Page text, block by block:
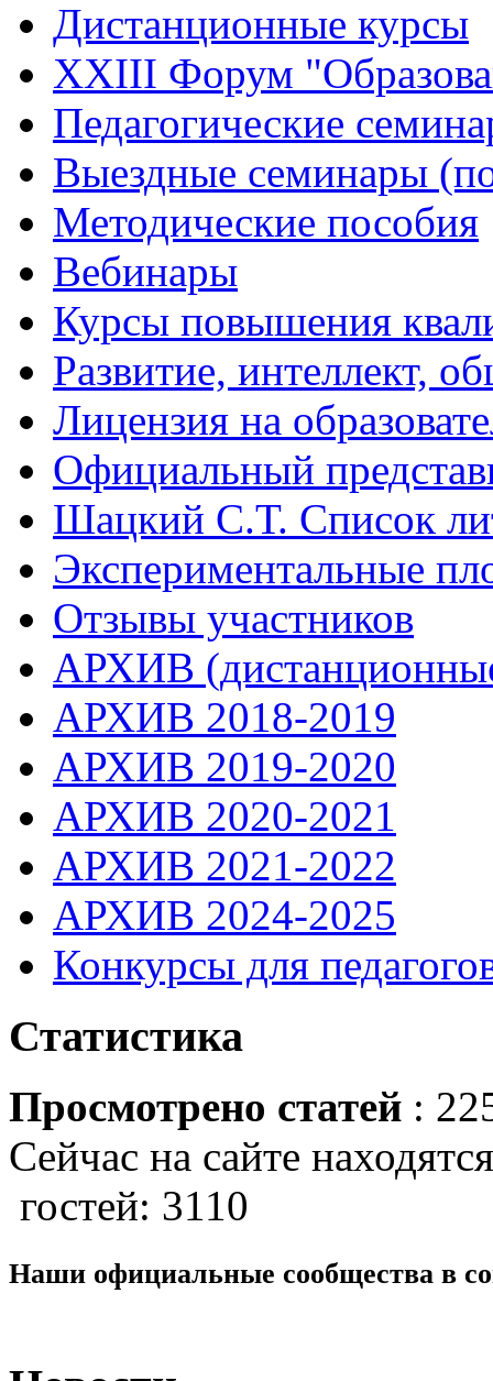
Дистанционные курсы
XXIII Форум
Педагогические
Выездные семинары
Методические пособия
Вебинары
Курсы повышения
Развитие, интеллект,
Лицензия на
Официальный
Шацкий С.Т. Список
Экспериментальные
Отзывы участников
АРХИВ
АРХИВ 2018-2019
АРХИВ 2019-2020
АРХИВ 2020-2021
АРХИВ 2021-2022
АРХИВ 2024-2025
Конкурсы для
Статистика
Просмотрено статей :
Сейчас на сайте
гостей: 3110
Наши официальные сообщества в